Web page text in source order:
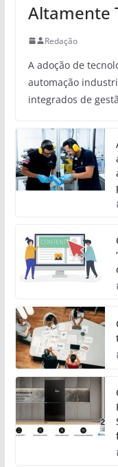
Altamente
Redação
A adoção de
automação
integrados de